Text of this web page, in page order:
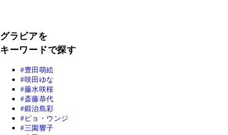
グラビアを
キーワードで探す
豊田萌絵
咲田ゆな
藤水咲桜
斎藤恭代
鍛治島彩
ピョ・ウンジ
三園響子